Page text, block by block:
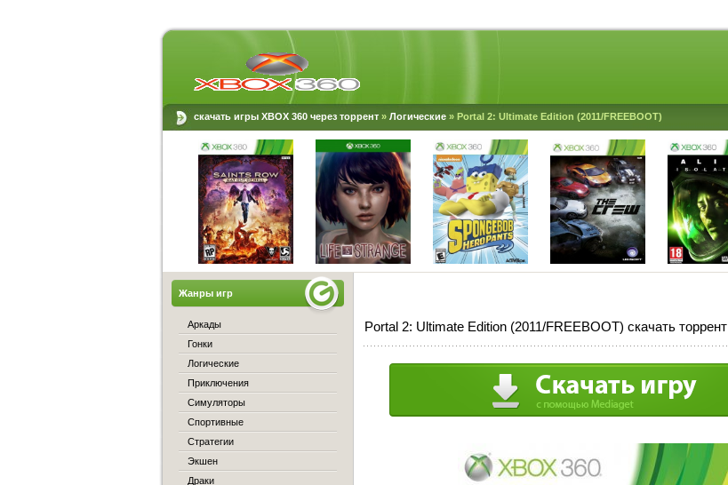
скачать игры XBOX 360 через торрент» Логические» Portal 2: Ultimate Edition (2011/FREEBOOT)
Portal 2: Ultimate Edition (2011/FREEBOOT) скачать торрент
Жанры игр
Аркады
Гонки
Логические
Приключения
Симуляторы
Спортивные
Стратегии
Экшен
Драки